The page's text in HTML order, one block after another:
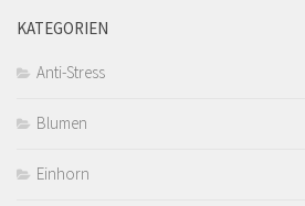
KATEGORIEN
Anti-Stress
Blumen
Einhorn